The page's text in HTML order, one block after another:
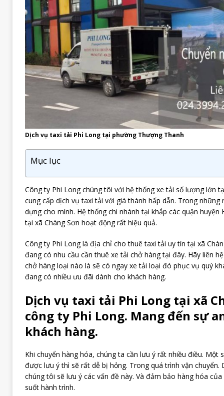
Dịch vụ taxi tải Phi Long tại phường Thượng Thanh
Mục lục
Công ty Phi Long chúng tôi với hệ thống xe tải số lượng lớn
cung cấp dịch vụ taxi tải với giá thành hấp dẫn. Trong những
dựng cho mình. Hệ thống chi nhánh tại khắp các quận huyện
tại xã Chàng Sơn hoạt động rất hiệu quả.
Công ty Phi Long là địa chỉ cho thuê taxi tải uy tín tại xã
đang có nhu cầu cần thuê xe tải chở hàng tại đây. Hãy liên
chở hàng loại nào là sẽ có ngay xe tải loại đó phục vụ quý
đang có nhiều ưu đãi dành cho khách hàng.
Dịch vụ taxi tải Phi Long tại xã
công ty Phi Long. Mang đến sự
khách hàng.
Khi chuyển hàng hóa, chúng ta cần lưu ý rất nhiều điều. Một
được lưu ý thì sẽ rất dễ bị hỏng. Trong quá trình vận chuyển.
chúng tôi sẽ lưu ý các vấn đề này. Và đảm bảo hàng hóa
suốt hành trình.